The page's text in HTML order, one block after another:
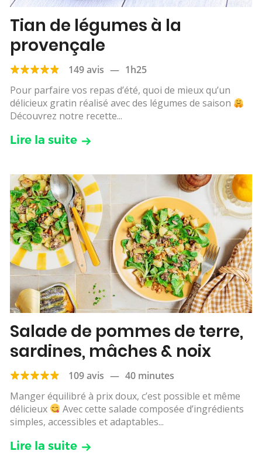
Tian de légumes à la
provençale
149 avis — 1h25
Pour parfaire vos repas d’été, quoi de mieux qu’un
délicieux gratin réalisé avec des légumes de saison
Découvrez notre recette...
Lire la suite
Salade de pommes de terre,
sardines, mâches & noix
109 avis — 40 minutes
Manger équilibré à prix doux, c’est possible et même
délicieux
Avec cette salade composée d’ingrédients
simples, accessibles et adaptables...
Lire la suite